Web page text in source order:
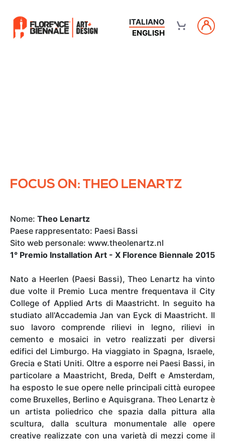
ITALIANO
ENGLISH
FOCUS ON: THEO LENARTZ
Nome: Theo Lenartz
Paese rappresentato: Paesi Bassi
Sito web personale: www.theolenartz.nl
1° Premio Installation Art - X Florence Biennale 2015
Nato a Heerlen (Paesi Bassi), Theo Lenartz ha vinto
due volte il Premio Luca mentre frequentava il City
College of Applied Arts di Maastricht. In seguito ha
studiato all'Accademia Jan van Eyck di Maastricht. Il
suo lavoro comprende rilievi in legno, rilievi in
cemento e mosaici in vetro realizzati per diversi
edifici del Limburgo. Ha viaggiato in Spagna, Israele,
Grecia e Stati Uniti. Oltre a esporre nei Paesi Bassi, in
particolare a Maastricht, Breda, Delft e Amsterdam,
ha esposto le sue opere nelle principali città europee
come Bruxelles, Berlino e Aquisgrana. Theo Lenartz è
un artista poliedrico che spazia dalla pittura alla
scultura, dalla scultura monumentale alle opere
creative realizzate con una varietà di mezzi come il